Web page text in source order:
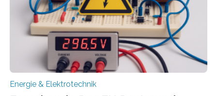
Gewinnerinnen der aktuellen Förderrunde des
Bayerischen Wissenschaftsministeriums. Im
Mittelpunkt steht der direkte Wissenstransfer: Neue
wissenschaftliche Erkenntnisse sollen rasch in die
Energie & Elektrotechnik